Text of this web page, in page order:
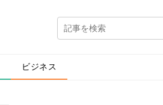
ビジネス